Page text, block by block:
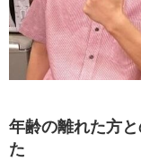
年齢の離れた方
た